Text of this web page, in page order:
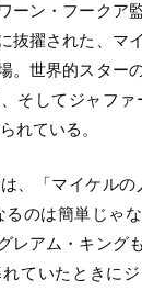
ーン・フークア
抜擢された、マ
。世界的スター
そしてジャファ
れている。
、「マイケルの
るのは簡単じゃ
レアム・キング
ていたときに